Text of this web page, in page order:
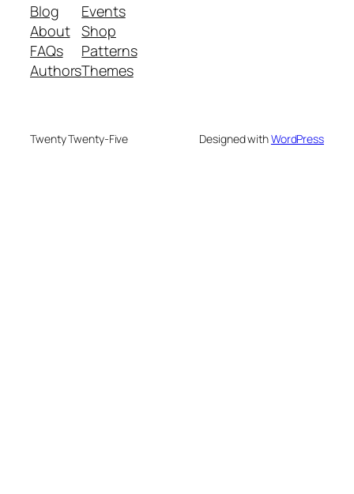
Blog
About
FAQs
Authors
Events
Shop
Patterns
Themes
Twenty Twenty-Five Designed withWordPress